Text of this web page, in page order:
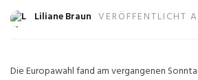
Liliane Braun VERÖFFENTLICHT
Die Europawahl fand am vergangenen